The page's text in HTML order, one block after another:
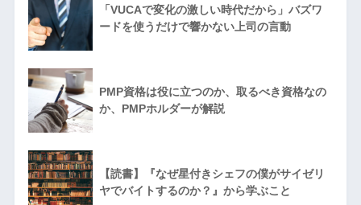
「VUCAで変化の激しい時代だから」バズワ
ードを使うだけで響かない上司の言動
PMP資格は役に立つのか、取るべき資格なの
か、PMPホルダーが解説
【読書】『なぜ星付きシェフの僕がサイゼリ
ヤでバイトするのか？』から学ぶこと